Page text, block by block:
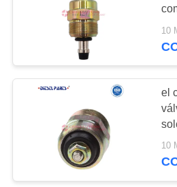
DEL
SITIO
PRIVACY
POLICY
EQUIPOS
DEL
10
el
10